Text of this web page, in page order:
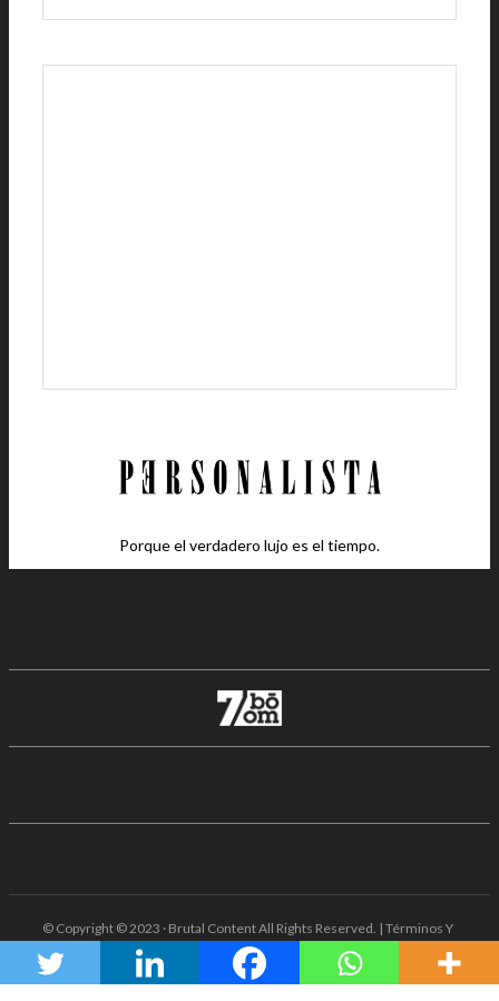
Porque el verdadero lujo es el tiempo.
© Copyright © 2023 · Brutal Content All Rights Reserved. | Términos Y
Condiciones · Aviso De Privacidad